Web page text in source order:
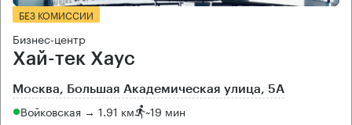
БЕЗ КОМИССИИ
Бизнес-центр
Хай-тек Хаус
Москва, Большая Академическая улица, 5А
Войковская → 1.91 км ~19 мин